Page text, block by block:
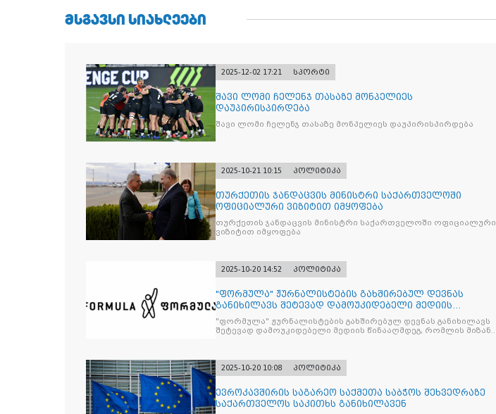
ᲛᲡᲒᲐᲕᲡᲘ ᲡᲘᲐᲮᲚᲔᲔᲑᲘ
2025-12-02 17:21 სპორტი
შავი ლომი ჩელენჯ თასაზე მონპელიეს
დაუპირისპირდება
შავი ლომი ჩელენჯ თასაზე მონპელიეს დაუპირისპირდება
2025-10-21 10:15 პოლიტიკა
თურქეთის ჯანდაცვის მინისტრი საქართველოში
ოფიციალური ვიზიტით იმყოფება
თურქეთის ჯანდაცვის მინისტრი საქართველოში ოფიციალური
ვიზიტით იმყოფება
2025-10-20 14:52 პოლიტიკა
"ფორმულა" ჟურნალისტების გახშირებულ დევნას
განიხილავს შეტევად დამოუკიდებელი მედიის
წინააღმდ
"ფორმულა" ჟურნალისტების გახშირებულ დევნას განიხილავს
შეტევად დამოუკიდებელი მედიის წინააღმდეგ, რომლის მიზანი
2025-10-20 10:08 პოლიტიკა
ევროკავშირის საგარეო საქმეთა საბჭოს შეხვედრაზე
საქართველოს საკითხს განიხილავენ